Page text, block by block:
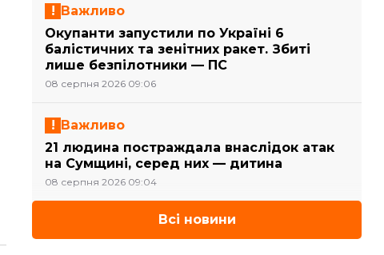
Важливо
Окупанти запустили по Україні 6
балістичних та зенітних ракет. Збиті
лише безпілотники — ПС
08 серпня 2026 09:06
Важливо
21 людина постраждала внаслідок атак
на Сумщині, серед них — дитина
08 серпня 2026 09:04
Всі новини